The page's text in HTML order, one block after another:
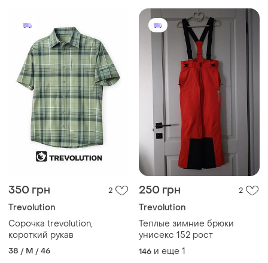
350 грн 2
Trevolution
Сорочка trevolution,
короткий рукав
38 / M / 46
250 грн 2
Trevolution
Теплые зимние брюки
унисекс 152 рост
146 и еще 1